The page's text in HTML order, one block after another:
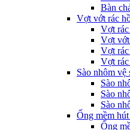
Bàn
Vợt vớt rác
Vợt
Vợt
Vợt
Vợt
Sào nhôm vệ
Sào
Sào
Sào
Ống mềm
Ống